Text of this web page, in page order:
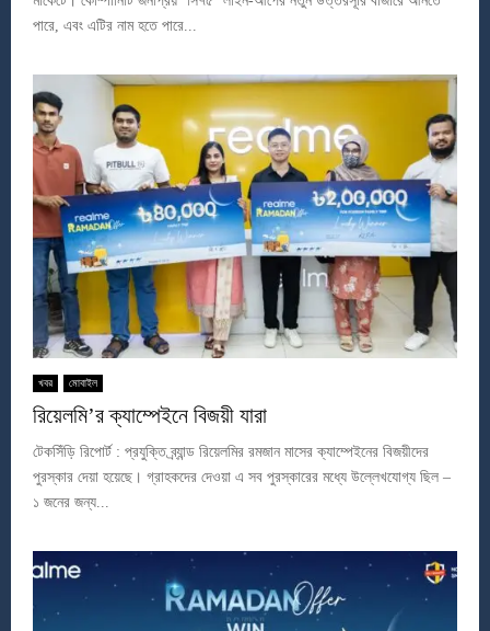
পারে, এবং এটির নাম হতে পারে...
খবর মোবাইল
রিয়েলমি’র ক্যাম্পেইনে বিজয়ী যারা
টেকসিঁড়ি রিপোর্ট : প্রযুক্তি ব্র্যান্ড রিয়েলমির রমজান মাসের ক্যাম্পেইনের বিজয়ীদের
পুরস্কার দেয়া হয়েছে। গ্রাহকদের দেওয়া এ সব পুরস্কারের মধ্যে উল্লেখযোগ্য ছিল –
১ জনের জন্য...